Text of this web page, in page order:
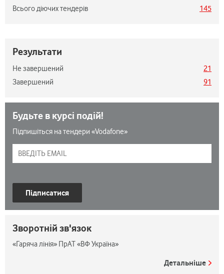
Всього діючих тендерів
145
Результати
Не завершений
21
Завершений
91
Будьте в курсі подій!
Підпишіться на тендери «Vodafone»
Підписатися
Зворотній зв'язок
«Гаряча лінія» ПрАТ «ВФ Україна»
Детальніше